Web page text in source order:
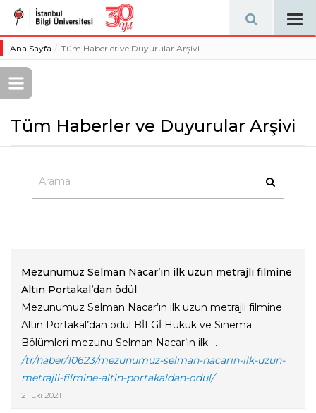
Ana Sayfa Tüm Haberler ve Duyurular Arşivi
Tüm Haberler ve Duyurular Arşivi
Mezunumuz Selman Nacar’ın ilk uzun metrajlı filmine
Altın Portakal’dan ödül
Mezunumuz Selman Nacar’ın ilk uzun metrajlı filmine
Altın Portakal’dan ödül BİLGİ Hukuk ve Sinema
Bölümleri mezunu Selman Nacar’ın ilk ...
/tr/haber/10623/mezunumuz-selman-nacarin-ilk-uzun-
metrajli-filmine-altin-portakaldan-odul/
21 Eki 2021